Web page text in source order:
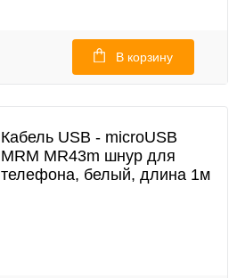
В корзину
Кабель USB - microUSB
MRM MR43m шнур для
телефона, белый, длина 1м